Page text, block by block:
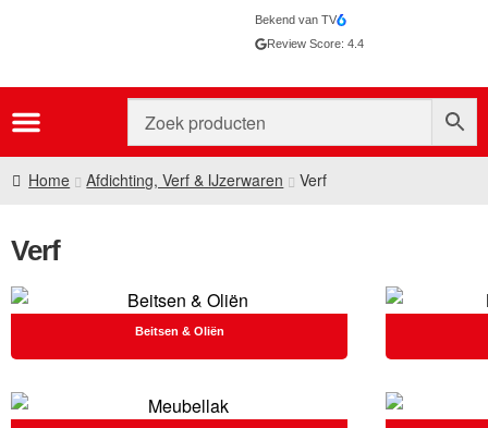
Bekend van TV
Review Score: 4.4
Home Afdichting, Verf & IJzerwaren Verf
Verf
Beitsen & Oliën